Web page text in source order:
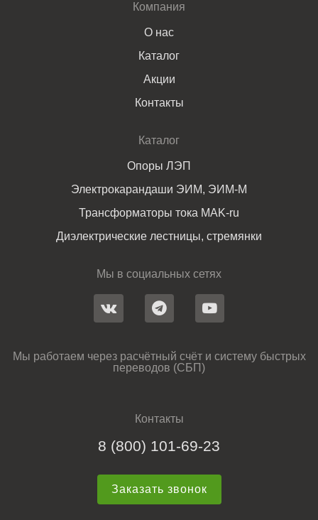
Компания
О нас
Каталог
Акции
Контакты
Каталог
Опоры ЛЭП
Электрокарандаши ЭИМ, ЭИМ-М
Трансформаторы тока MAK-ru
Диэлектрические лестницы, стремянки
Мы в социальных сетях
Мы работаем через расчётный счёт и систему быстрых
переводов (СБП)
Контакты
8 (800) 101-69-23
Заказать звонок